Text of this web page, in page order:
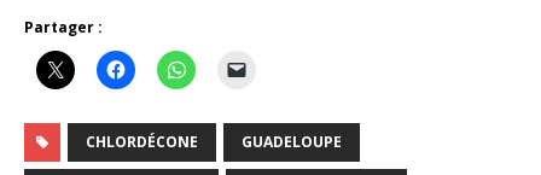
Partager :
CHLORDÉCONE GUADELOUPE